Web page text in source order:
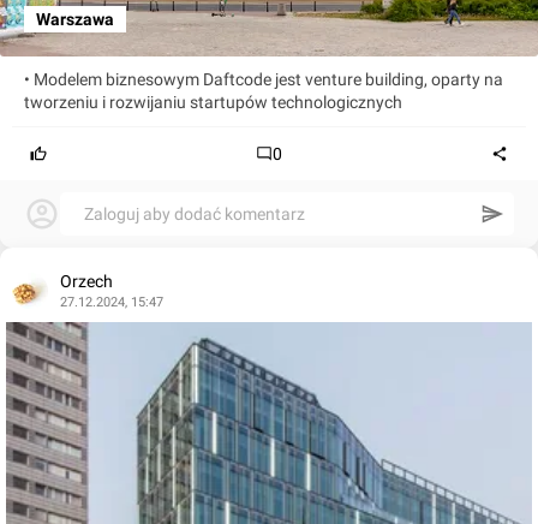
Warszawa
• Modelem biznesowym Daftcode jest venture building, oparty na
tworzeniu i rozwijaniu startupów technologicznych
0
Zaloguj aby dodać komentarz
Orzech
27.12.2024, 15:47